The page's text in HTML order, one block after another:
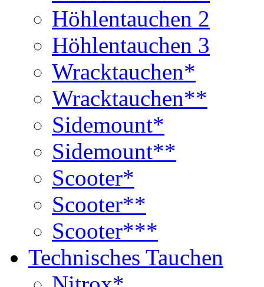
Höhlentauchen 2
Höhlentauchen 3
Wracktauchen*
Wracktauchen**
Sidemount*
Sidemount**
Scooter*
Scooter**
Scooter***
Technisches Tauchen